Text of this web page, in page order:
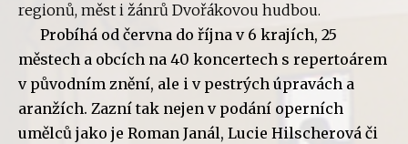
regionů, měst i žánrů Dvořákovou hudbou.
Probíhá od června do října v 6 krajích, 25
městech a obcích na 40 koncertech s repertoárem
v původním znění, ale i v pestrých úpravách a
aranžích. Zazní tak nejen v podání operních
umělců jako je Roman Janál, Lucie Hilscherová či